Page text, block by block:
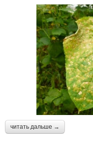
читать дальше →